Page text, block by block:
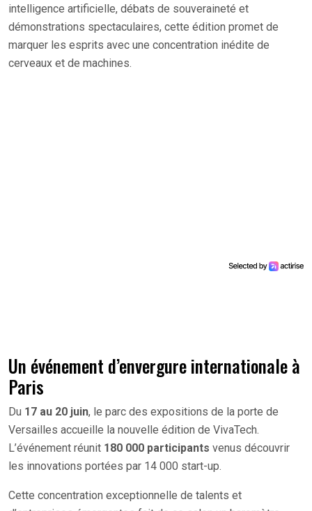
intelligence artificielle, débats de souveraineté et
démonstrations spectaculaires, cette édition promet de
marquer les esprits avec une concentration inédite de
cerveaux et de machines.
Un événement d’envergure internationale à
Paris
Du 17 au 20 juin, le parc des expositions de la porte de
Versailles accueille la nouvelle édition de VivaTech.
L’événement réunit 180 000 participants venus découvrir
les innovations portées par 14 000 start-up.
Cette concentration exceptionnelle de talents et